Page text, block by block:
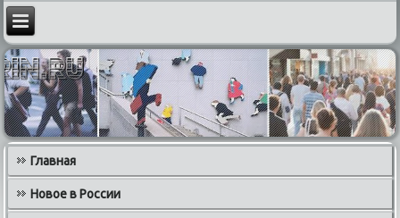
Главная
Новое в России